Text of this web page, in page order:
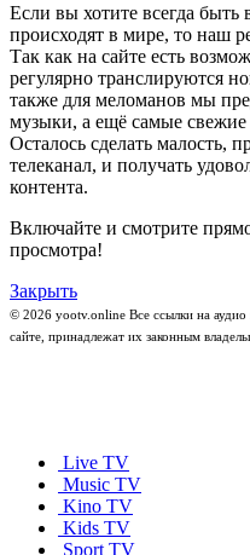
Если вы хотите всегда быть
происходят в мире, то наш
Так как на сайте есть
регулярно транслируются
также для меломанов мы
музыки, а ещё самые
Осталось сделать малость,
телеканал, и получать
контента.
Включайте и смотрите
просмотра!
Закрыть
© 2026 yootv.online Все ссылки на
сайте, принадлежат их законным
Live TV
Music TV
Kino TV
Kids TV
Sport TV